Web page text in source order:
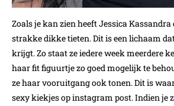
Zoals je kan zien heeft Jessica
strakke dikke tieten. Dit is een lichaam
krijgt. Zo staat ze iedere week meerdere
haar fit figuurtje zo goed mogelijk te
ze haar vooruitgang ook tonen. Dit is
sexy kiekjes op instagram post. Indien je